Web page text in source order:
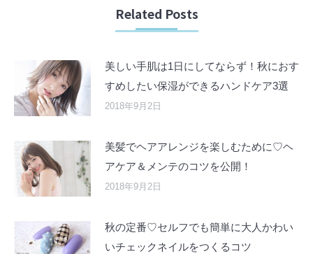
Related Posts
美しい手肌は1日にしてならず！秋におす
すめしたい保湿ができるハンドケア3選
2018年9月2日
美髪でヘアアレンジを楽しむために♡ヘ
アケア＆メンテのコツを公開！
2018年9月2日
秋の定番♡セルフでも簡単に大人かわい
いチェックネイルをつくるコツ